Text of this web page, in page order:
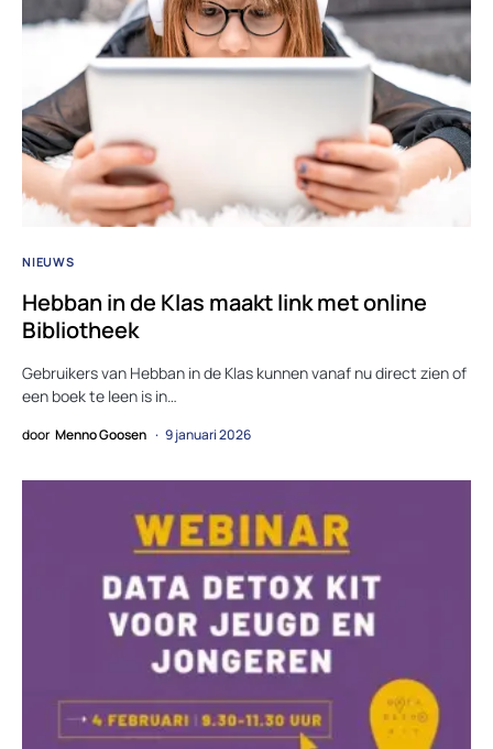
NIEUWS
Hebban in de Klas maakt link met online
Bibliotheek
Gebruikers van Hebban in de Klas kunnen vanaf nu direct zien of
een boek te leen is in…
door Menno Goosen 9 januari 2026